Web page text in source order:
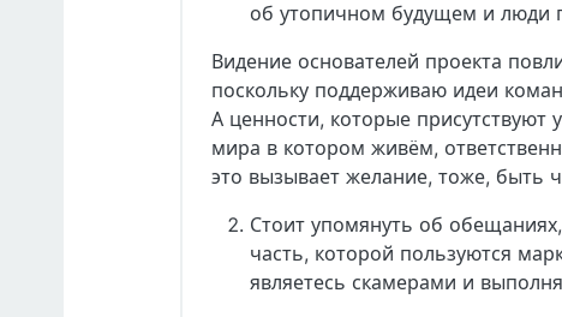
об утопичном будущем и люди
Видение основателей проекта
поскольку поддерживаю идеи
А ценности, которые
мира в котором живём,
это вызывает желание, тоже, быть
Стоит упомянуть об
часть, которой пользуются
являетесь скамерами и